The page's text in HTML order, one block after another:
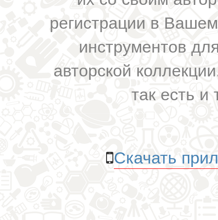
регистрации в
инструментов
авторской
так есть и
Скачать